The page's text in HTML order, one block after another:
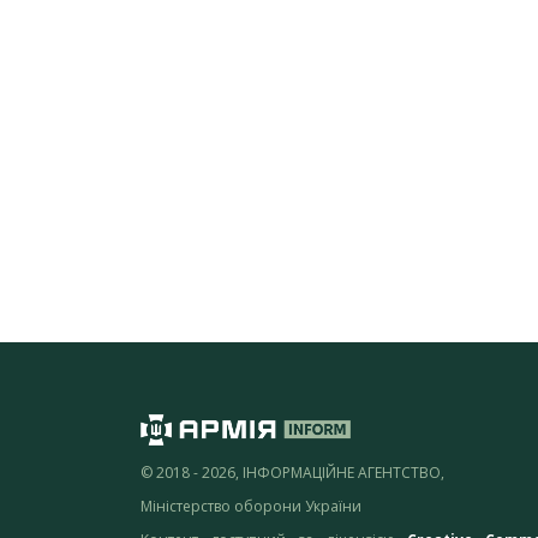
© 2018 - 2026, ІНФОРМАЦІЙНЕ АГЕНТСТВО,
Міністерство оборони України